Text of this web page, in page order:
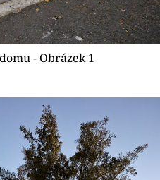
- Obrázek 1